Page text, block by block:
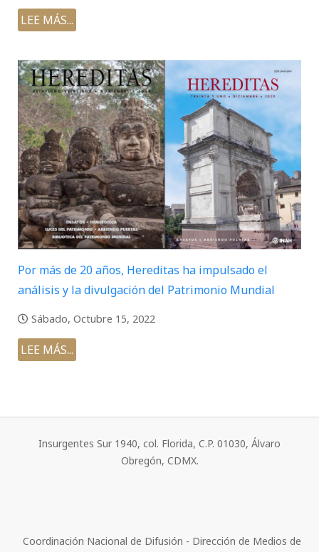
LEE MÁS...
Por más de 20 años, Hereditas ha impulsado el
análisis y la divulgación del Patrimonio Mundial
Sábado, Octubre 15, 2022
LEE MÁS...
Insurgentes Sur 1940, col. Florida, C.P. 01030, Álvaro
Obregón, CDMX.
Coordinación Nacional de Difusión - Dirección de Medios de